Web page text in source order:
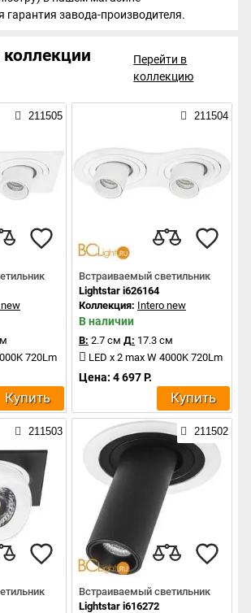
гарантия завода-производителя.
Перейти в
коллекцию
211505
720Lm
Купить
211504
Встраиваемый светильник
Lightstar i626164
Коллекция: Intero new
В наличии
В: 2.7 см Д: 17.3 см
LED x 2 max W 4000K 720Lm
Цена: 4 697 Р.
Купить
211503 211502
Встраиваемый светильник
Lightstar i616272